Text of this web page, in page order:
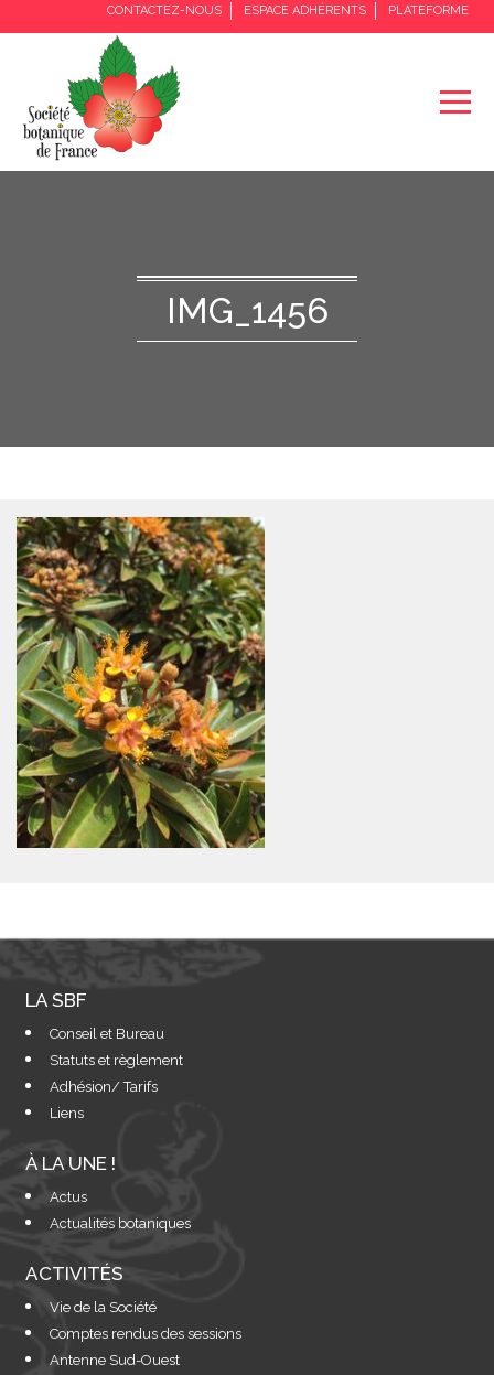
CONTACTEZ-NOUS ESPACE ADHÉRENTS PLATEFORME
IMG_1456
LA SBF
Conseil et Bureau
Statuts et règlement
Adhésion/ Tarifs
Liens
À LA UNE !
Actus
Actualités botaniques
ACTIVITÉS
Vie de la Société
Comptes rendus des sessions
Antenne Sud-Ouest